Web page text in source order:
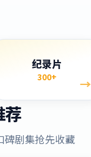
纪录片
300+ →
荐
碑剧集抢先收藏